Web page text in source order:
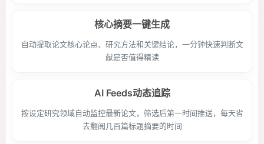
核心摘要一键生成
自动提取论文核心论点、研究方法和关键结论，一分钟快速判断文
献是否值得精读
AI Feeds动态追踪
按设定研究领域自动监控最新论文，筛选后第一时间推送，每天省
去翻阅几百篇标题摘要的时间